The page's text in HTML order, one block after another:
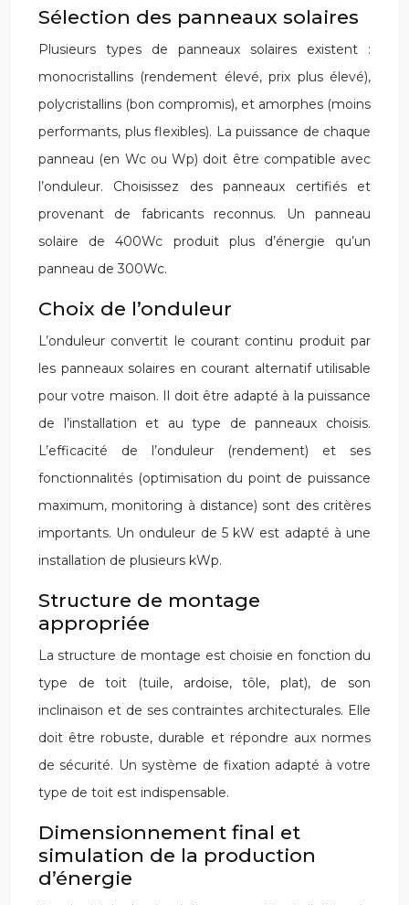
Sélection des panneaux solaires
Plusieurs types de panneaux solaires existent :
monocristallins (rendement élevé, prix plus élevé),
polycristallins (bon compromis), et amorphes (moins
performants, plus flexibles). La puissance de chaque
panneau (en Wc ou Wp) doit être compatible avec
l’onduleur. Choisissez des panneaux certifiés et
provenant de fabricants reconnus. Un panneau
solaire de 400Wc produit plus d’énergie qu’un
panneau de 300Wc.
Choix de l’onduleur
L’onduleur convertit le courant continu produit par
les panneaux solaires en courant alternatif utilisable
pour votre maison. Il doit être adapté à la puissance
de l’installation et au type de panneaux choisis.
L’efficacité de l’onduleur (rendement) et ses
fonctionnalités (optimisation du point de puissance
maximum, monitoring à distance) sont des critères
importants. Un onduleur de 5 kW est adapté à une
installation de plusieurs kWp.
Structure de montage
appropriée
La structure de montage est choisie en fonction du
type de toit (tuile, ardoise, tôle, plat), de son
inclinaison et de ses contraintes architecturales. Elle
doit être robuste, durable et répondre aux normes
de sécurité. Un système de fixation adapté à votre
type de toit est indispensable.
Dimensionnement final et
simulation de la production
d’énergie